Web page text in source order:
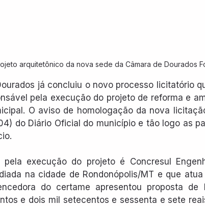
arquitetônico da nova sede da Câmara de Dourados
já concluiu o novo processo licitatório
pela execução do projeto de reforma e
O aviso de homologação da nova
do Diário Oficial do município e tão logo as
pela execução do projeto é Concresul
na cidade de Rondonópolis/MT e que
do certame apresentou proposta de
e dois mil setecentos e sessenta e sete